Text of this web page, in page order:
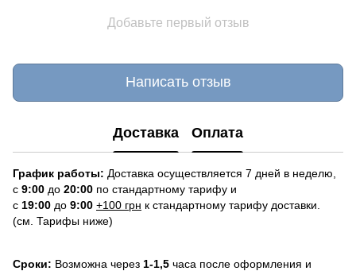
Добавьте первый отзыв
Написать отзыв
Доставка Оплата
График работы: Доставка осуществляется 7 дней в неделю,
с 9:00 до 20:00 по стандартному тарифу и
с 19:00 до 9:00 +100 грн к стандартному тарифу доставки.
(см. Тарифы ниже)
Сроки: Возможна через 1-1,5 часа после оформления и